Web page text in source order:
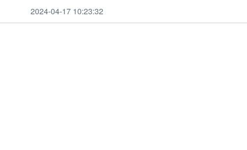
2024-04-17 10:23:32